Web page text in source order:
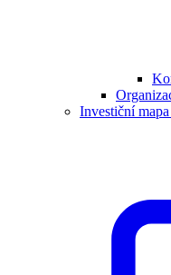
Investiční mapa